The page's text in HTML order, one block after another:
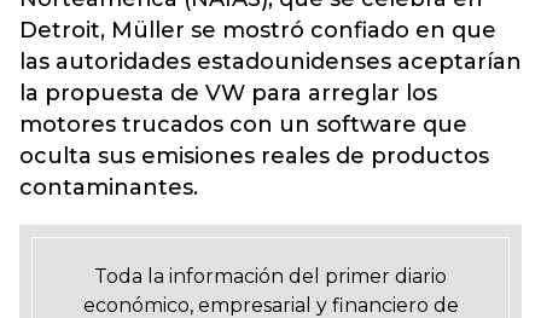
Detroit, Müller se mostró confiado en que
las autoridades estadounidenses aceptarían
la propuesta de VW para arreglar los
motores trucados con un software que
oculta sus emisiones reales de productos
contaminantes.
Toda la información del primer diario
económico, empresarial y financiero de